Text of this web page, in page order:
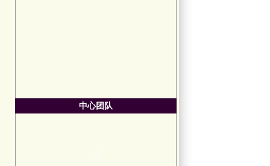
中心团队